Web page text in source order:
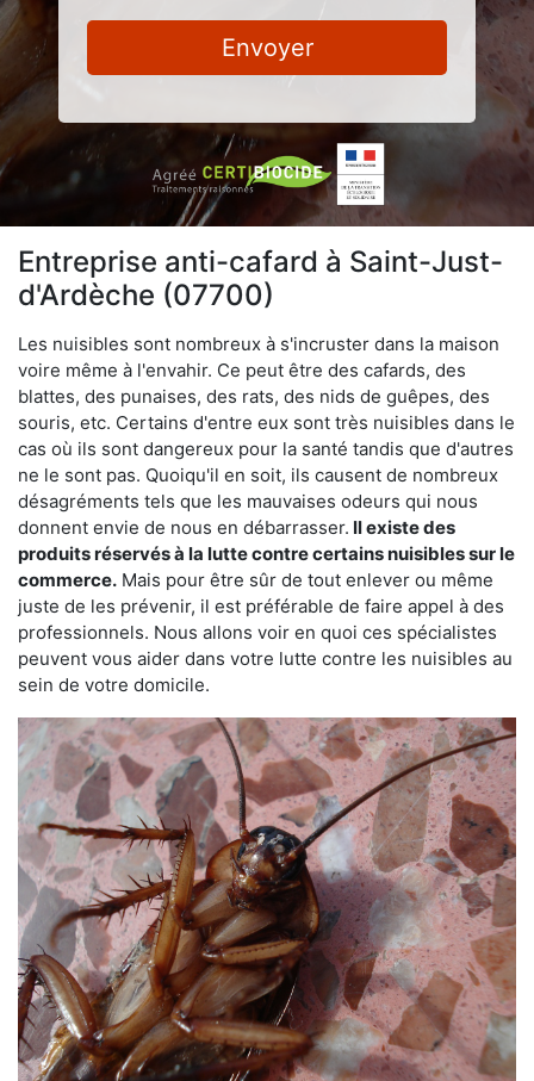
Envoyer
Entreprise anti-cafard à Saint-Just-
d'Ardèche (07700)
Les nuisibles sont nombreux à s'incruster dans la maison
voire même à l'envahir. Ce peut être des cafards, des
blattes, des punaises, des rats, des nids de guêpes, des
souris, etc. Certains d'entre eux sont très nuisibles dans le
cas où ils sont dangereux pour la santé tandis que d'autres
ne le sont pas. Quoiqu'il en soit, ils causent de nombreux
désagréments tels que les mauvaises odeurs qui nous
donnent envie de nous en débarrasser. Il existe des
produits réservés à la lutte contre certains nuisibles sur le
commerce. Mais pour être sûr de tout enlever ou même
juste de les prévenir, il est préférable de faire appel à des
professionnels. Nous allons voir en quoi ces spécialistes
peuvent vous aider dans votre lutte contre les nuisibles au
sein de votre domicile.